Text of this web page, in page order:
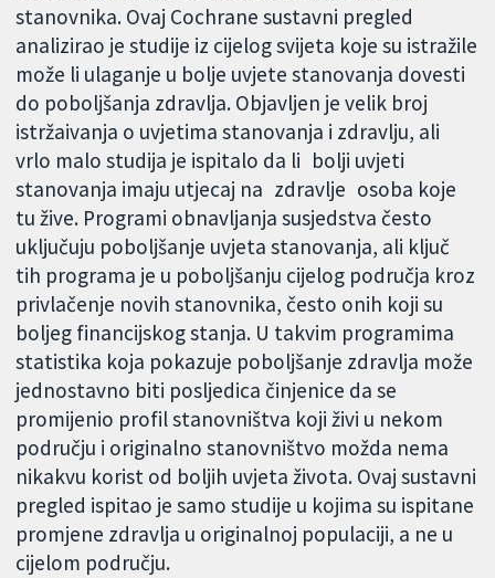
stanovnika. Ovaj Cochrane sustavni pregled
analizirao je studije iz cijelog svijeta koje su istražile
može li ulaganje u bolje uvjete stanovanja dovesti
do poboljšanja zdravlja. Objavljen je velik broj
istržaivanja o uvjetima stanovanja i zdravlju, ali
vrlo malo studija je ispitalo da li bolji uvjeti
stanovanja imaju utjecaj na zdravlje osoba koje
tu žive. Programi obnavljanja susjedstva često
uključuju poboljšanje uvjeta stanovanja, ali ključ
tih programa je u poboljšanju cijelog područja kroz
privlačenje novih stanovnika, često onih koji su
boljeg financijskog stanja. U takvim programima
statistika koja pokazuje poboljšanje zdravlja može
jednostavno biti posljedica činjenice da se
promijenio profil stanovništva koji živi u nekom
području i originalno stanovništvo možda nema
nikakvu korist od boljih uvjeta života. Ovaj sustavni
pregled ispitao je samo studije u kojima su ispitane
promjene zdravlja u originalnoj populaciji, a ne u
cijelom području.